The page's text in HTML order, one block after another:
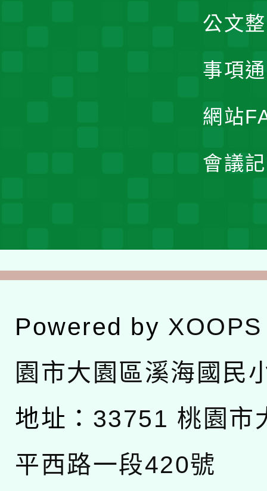
公文
事項
網站
會議
Powered by XOOPS
園市大園區溪海國民
地址： 33751 桃園市
平西路一段420號